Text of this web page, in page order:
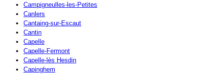
Campigneulles-les-Petites
Canlers
Cantaing-sur-Escaut
Cantin
Capelle
Capelle-Fermont
Capelle-lès Hesdin
Capinghem